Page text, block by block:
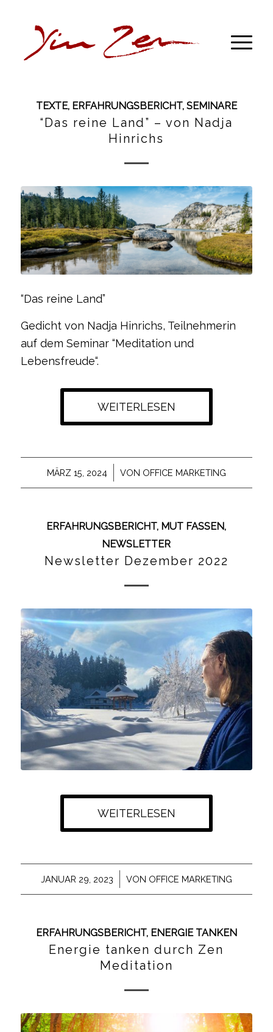
TEXTE, ERFAHRUNGSBERICHT, SEMINARE
“Das reine Land” – von Nadja
Hinrichs
“Das reine Land”
Gedicht von Nadja Hinrichs, Teilnehmerin
auf dem Seminar “Meditation und
Lebensfreude“.
WEITERLESEN
MÄRZ 15, 2024
/ VON OFFICE MARKETING
ERFAHRUNGSBERICHT, MUT FASSEN,
NEWSLETTER
Newsletter Dezember 2022
WEITERLESEN
JANUAR 29, 2023
/ VON OFFICE MARKETING
ERFAHRUNGSBERICHT, ENERGIE TANKEN
Energie tanken durch Zen
Meditation